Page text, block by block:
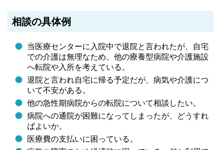
相談の具体例
当医療センターに入院中で退院と言われたが、自宅
での介護は無理なため、他の療養型病院や介護施設
へ転院や入所を考えている。
退院と言われ自宅に帰る予定だが、病気や介護につ
いて不安がある。
他の急性期病院からの転院について相談したい。
病院への通院が困難になってしまったが、どうすれ
ばよいか。
医療費の支払いに困っている。